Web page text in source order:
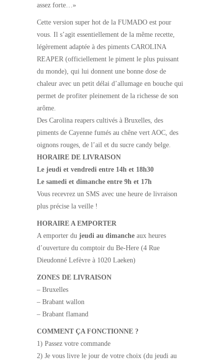
assez forte…»
Cette version super hot de la FUMADO est pour
vous. Il s’agit essentiellement de la même recette,
légèrement adaptée à des piments CAROLINA
REAPER (officiellement le piment le plus puissant
du monde), qui lui donnent une bonne dose de
chaleur avec un petit délai d’allumage en bouche qui
permet de profiter pleinement de la richesse de son
arôme.
Des Carolina reapers cultivés à Bruxelles, des
piments de Cayenne fumés au chêne vert AOC, des
oignons rouges, de l’ail et du sucre candy belge.
HORAIRE DE LIVRAISON
Le jeudi et vendredi entre 14h et 18h30
Le samedi et dimanche entre 9h et 17h
Vous recevrez un SMS avec une heure de livraison
plus précise la veille !
HORAIRE A EMPORTER
A emporter du jeudi au dimanche aux heures
d’ouverture du comptoir du Be-Here (4 Rue
Dieudonné Lefèvre à 1020 Laeken)
ZONES DE LIVRAISON
– Bruxelles
– Brabant wallon
– Brabant flamand
COMMENT ÇA FONCTIONNE ?
1) Passez votre commande
2) Je vous livre le jour de votre choix (du jeudi au